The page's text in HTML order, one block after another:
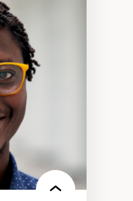
géopolitiques